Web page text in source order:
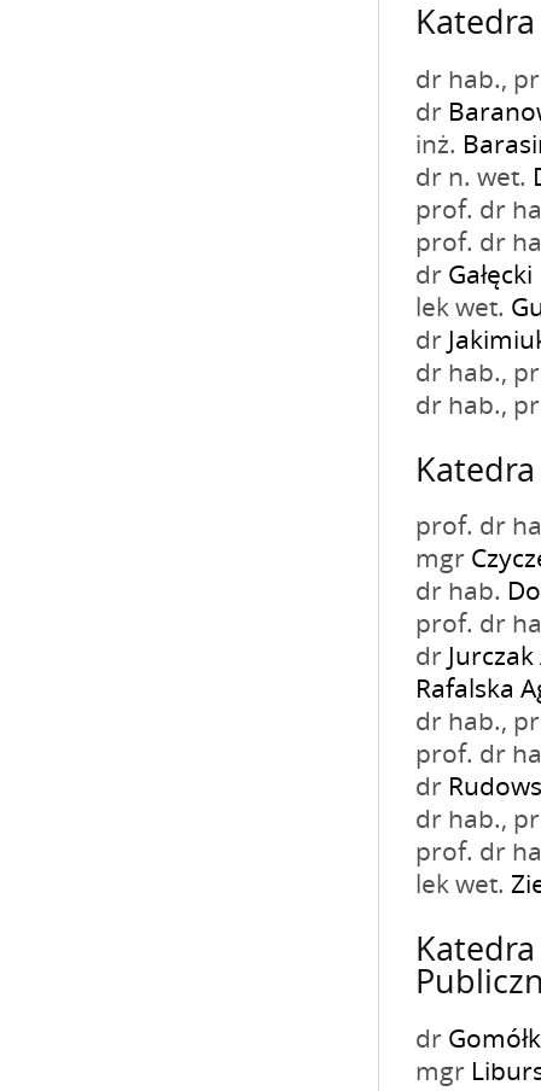
dr hab.,
dr
inż.
dr n. wet.
prof. dr
prof. dr
dr
lek wet.
dr
dr hab.,
dr hab.,
prof. dr
mgr
dr hab.
prof. dr
dr
Rafalska
dr hab.,
prof. dr
dr
dr hab.,
prof. dr
lek wet.
dr
mgr